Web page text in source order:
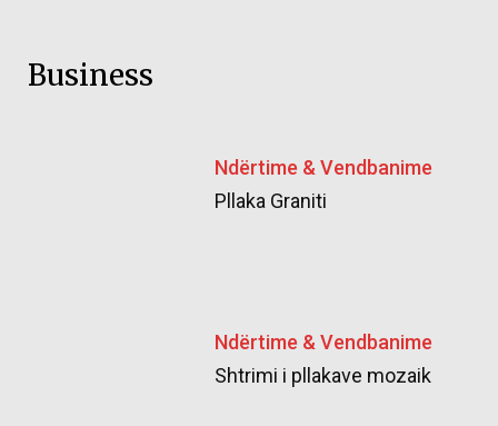
Business
Ndërtime & Vendbanime
Pllaka Graniti
Ndërtime & Vendbanime
Shtrimi i pllakave mozaik